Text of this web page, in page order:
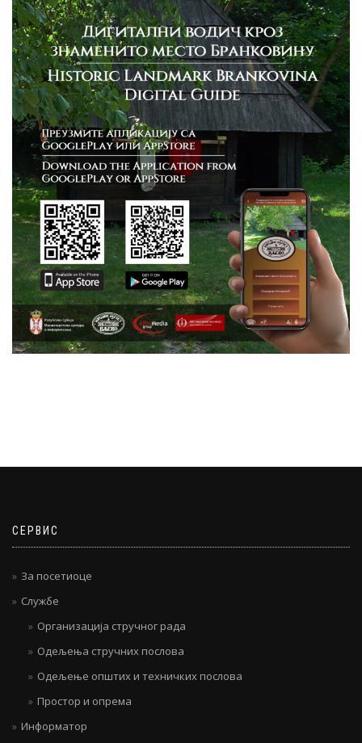
СЕРВИС
За посетиоце
Службе
Организација стручног рада
Одељења стручних послова
Одељење општих и техничких послова
Простор и опрема
Информатор